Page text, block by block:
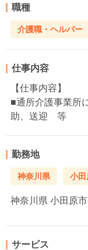
職種
介護職・ヘルパー
仕事内容
【仕事内容】
■通所介護事業所
助、送迎 等
勤務地
神奈川県 小田
神奈川県 小田原市
サービス